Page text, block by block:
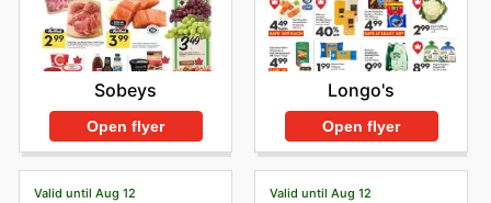
Sobeys
Open flyer
Longo's
Open flyer
Valid until Aug 12 Valid until Aug 12